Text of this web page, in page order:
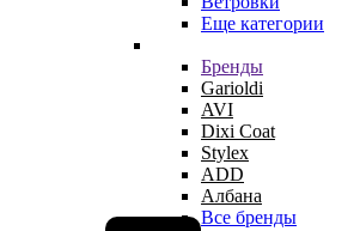
Еще категории
Бренды
Garioldi
AVI
Dixi Coat
Stylex
ADD
Албана
Все бренды